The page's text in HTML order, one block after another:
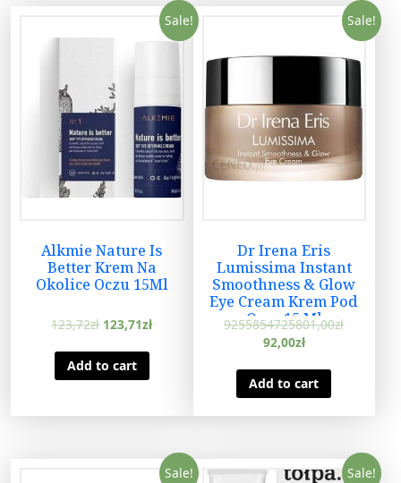
Sale!
Alkmie Nature Is
Better Krem Na
Okolice Oczu 15Ml
123,72zł 123,71zł
Add to cart
Sale!
Dr Irena Eris
Lumissima Instant
Smoothness & Glow
Eye Cream Krem Pod
Oczy 15 Ml
9255854725801,00zł
92,00zł
Add to cart
Sale! Sale!